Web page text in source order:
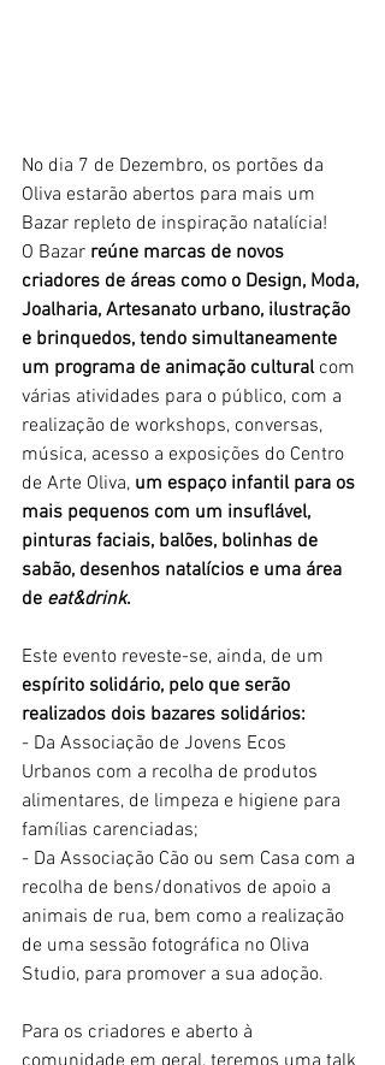
No dia 7 de Dezembro, os portões da
Oliva estarão abertos para mais um
Bazar repleto de inspiração natalícia!
O Bazar reúne marcas de novos
criadores de áreas como o Design, Moda,
Joalharia, Artesanato urbano, ilustração
e brinquedos, tendo simultaneamente
um programa de animação cultural com
várias atividades para o público, com a
realização de workshops, conversas,
música, acesso a exposições do Centro
de Arte Oliva, um espaço infantil para os
mais pequenos com um insuflável,
pinturas faciais, balões, bolinhas de
sabão, desenhos natalícios e uma área
de eat&drink.
Este evento reveste-se, ainda, de um
espírito solidário, pelo que serão
realizados dois bazares solidários:
- Da Associação de Jovens Ecos
Urbanos com a recolha de produtos
alimentares, de limpeza e higiene para
famílias carenciadas;
- Da Associação Cão ou sem Casa com a
recolha de bens/donativos de apoio a
animais de rua, bem como a realização
de uma sessão fotográfica no Oliva
Studio, para promover a sua adoção.
Para os criadores e aberto à